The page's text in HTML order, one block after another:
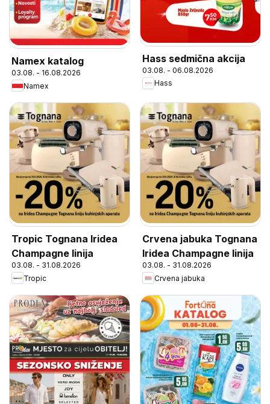
Namex katalog
03.08. - 16.08.2026
Namex
Hass sedmična akcija
03.08. - 06.08.2026
Hass
Tropic Tognana Iridea
Champagne linija
03.08. - 31.08.2026
Tropic
Crvena jabuka Tognana
Iridea Champagne linija
03.08. - 31.08.2026
Crvena jabuka